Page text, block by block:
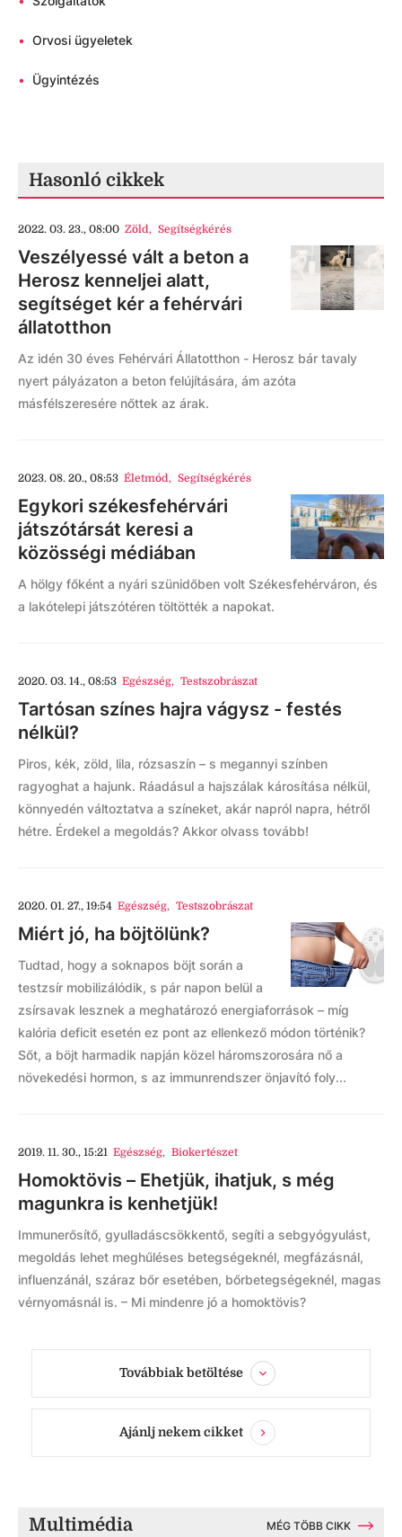
• Orvosi ügyeletek
• Ügyintézés
Hasonló cikkek
2022. 03. 23., 08:00 Zöld, Segítségkérés
Veszélyessé vált a beton a
Herosz kenneljei alatt,
segítséget kér a fehérvári
állatotthon
Az idén 30 éves Fehérvári Állatotthon - Herosz bár tavaly
nyert pályázaton a beton felújítására, ám azóta
másfélszeresére nőttek az árak.
2023. 08. 20., 08:53 Életmód, Segítségkérés
Egykori székesfehérvári
játszótársát keresi a
közösségi médiában
A hölgy főként a nyári szünidőben volt Székesfehérváron, és
a lakótelepi játszótéren töltötték a napokat.
2020. 03. 14., 08:53 Egészség, Testszobrászat
Tartósan színes hajra vágysz - festés
nélkül?
Piros, kék, zöld, lila, rózsaszín – s megannyi színben
ragyoghat a hajunk. Ráadásul a hajszálak károsítása nélkül,
könnyedén változtatva a színeket, akár napról napra, hétről
hétre. Érdekel a megoldás? Akkor olvass tovább!
2020. 01. 27., 19:54 Egészség, Testszobrászat
Miért jó, ha böjtölünk?
Tudtad, hogy a soknapos böjt során a
testzsír mobilizálódik, s pár napon belül a
zsírsavak lesznek a meghatározó energiaforrások – míg
kalória deficit esetén ez pont az ellenkező módon történik?
Sőt, a böjt harmadik napján közel háromszorosára nő a
növekedési hormon, s az immunrendszer önjavító foly...
2019. 11. 30., 15:21 Egészség, Biokertészet
Homoktövis – Ehetjük, ihatjuk, s még
magunkra is kenhetjük!
Immunerősítő, gyulladáscsökkentő, segíti a sebgyógyulást,
megoldás lehet meghűléses betegségeknél, megfázásnál,
influenzánál, száraz bőr esetében, bőrbetegségeknél, magas
vérnyomásnál is. – Mi mindenre jó a homoktövis?
Továbbiak betöltése
Ajánlj nekem cikket
Multimédia MÉG TÖBB CIKK